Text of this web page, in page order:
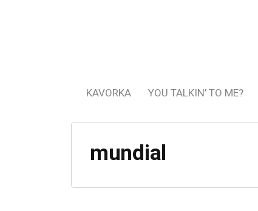
KAVORKA YOU TALKIN’ TO ME?
mundial